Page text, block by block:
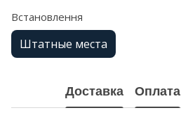
Встановлення
Штатные места
Доставка Оплата